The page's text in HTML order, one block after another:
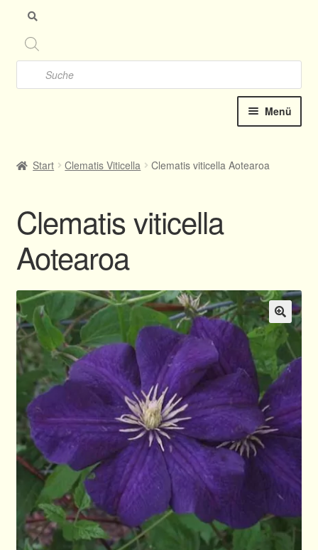
Products
search
Menü
Neu Katalog online 2025
Kontakt
Termine
Allgemeines
Ratgeber
Über Clematis
Über uns
Warenkorb
Start Clematis Viticella Clematis viticella Aotearoa
Clematis viticella
Aotearoa
🔍